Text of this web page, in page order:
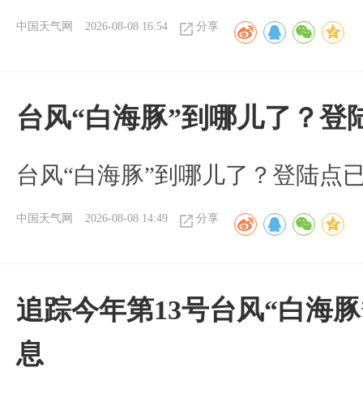
中国天气网 2026-08-08 16:54 分享
台风“白海豚”到哪儿了？登
台风“白海豚”到哪儿了？登陆点
中国天气网 2026-08-08 14:49 分享
追踪今年第13号台风“白海
息